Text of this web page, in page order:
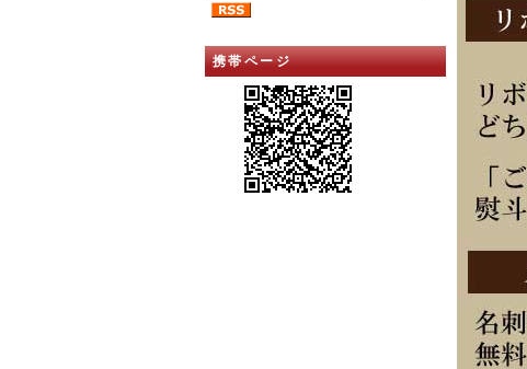
携帯ページ